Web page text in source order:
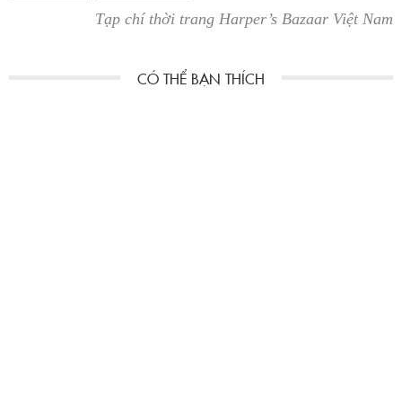
Tạp chí thời trang Harper’s Bazaar Việt Nam